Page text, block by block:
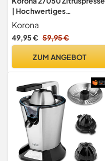
| Hochwertiges
Edelstahlgehäuse |
Ergonomischer Hebelarm |
Mühelos bedienbar | 130
praktischem Tropf-Stopp,
Korona
49,95 € 59,95 €
ZUM ANGEBOT